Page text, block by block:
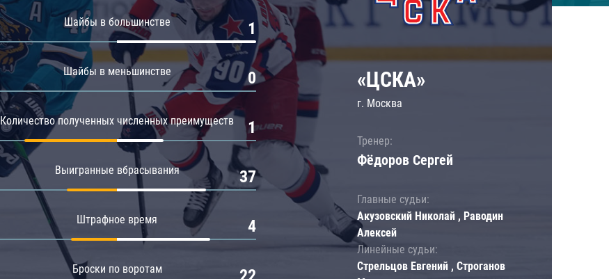
Амур
Барыс
Салават Юлаев
Шайбы в большинстве 1
Шайбы в меньшинстве 0
Количество полученных численных преимуществ 1
Выигранные вбрасывания 37
Штрафное время 4
Броски по воротам
«ЦСКА»
г. Москва
Тренер:
Фёдоров Сергей
Главные судьи:
Акузовский Николай , Раводин
Алексей
Линейные судьи:
Стрельцов Евгений , Строганов